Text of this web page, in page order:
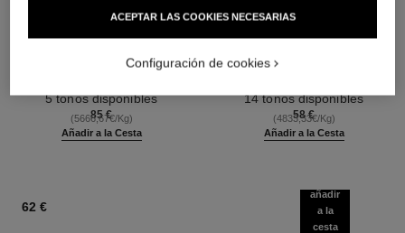
les beiges poudre belle mine
ensoleillée
Armonía de Tres Polvos Efecto
Buena Cara, Polvos
Iluminador. Rostro, Cuello Y
Escote. Formato Maxi.
5 tonos disponibles
85 €
(5666,67€/Kg)
Añadir a la Cesta
les beiges poudre belle mine
naturelle
Polvos Ligeros, Imperceptibles
14 tonos disponibles
58 €
(4833,33€/Kg)
Añadir a la Cesta
62 €
añadir
a la
cesta
ACEPTAR LAS COOKIES NECESARIAS
Configuración de cookies